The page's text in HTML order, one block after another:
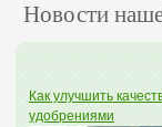
Новости
Как улучшить
удобрениями